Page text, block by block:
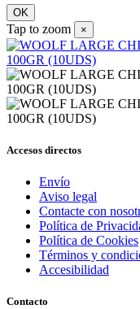
OK
Tap to zoom ×
Accesos directos
Envío
Aviso legal
Contacte con
Política de
Política de Cookies
Términos y
Accesibilidad
Contacto